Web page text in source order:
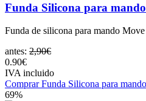
Funda Silicona para
Funda de silicona para mando
antes: 2,90€
0.90€
IVA incluido
Comprar Funda Silicona para
69%